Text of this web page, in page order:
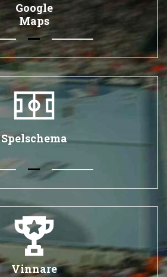
Google
Maps
Spelschema
Vinnare